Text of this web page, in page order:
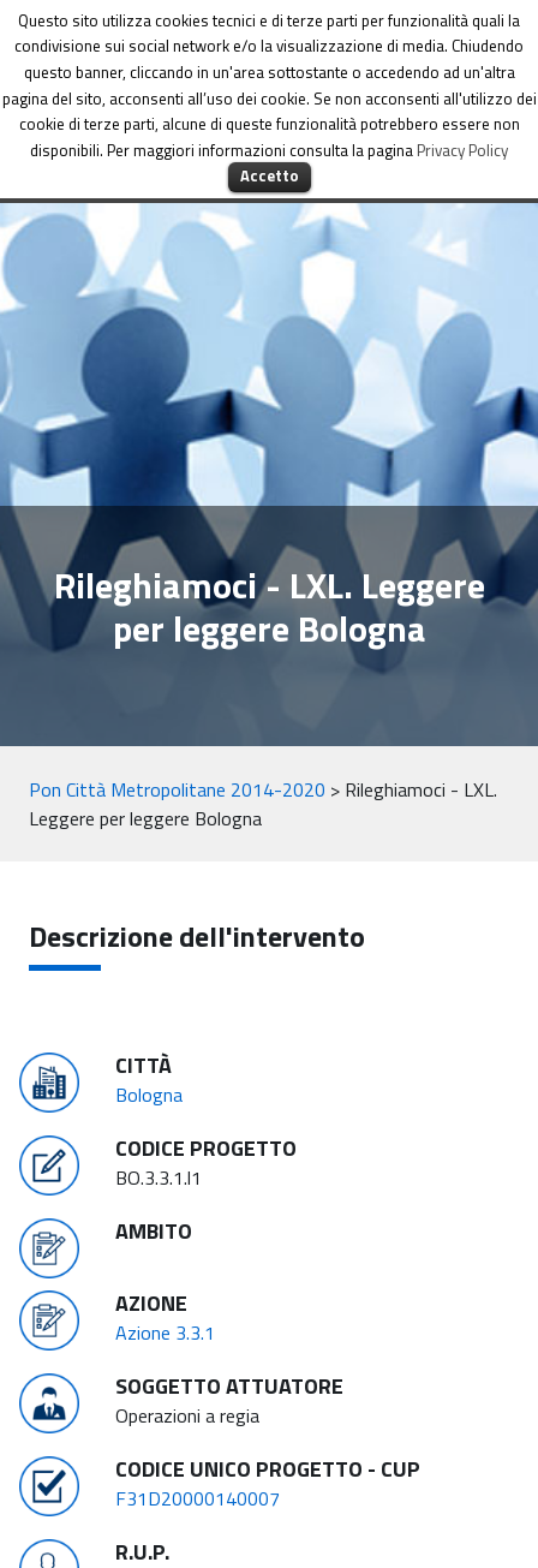
Dipartimento per le Politiche di coesione
Rileghiamoci - LXL. Leggere
per leggere Bologna
Pon Città Metropolitane 2014-2020 > Rileghiamoci - LXL.
Leggere per leggere Bologna
Descrizione dell'intervento
CITTÀ
Bologna
CODICE PROGETTO
BO.3.3.1.l1
AMBITO
AZIONE
Azione 3.3.1
SOGGETTO ATTUATORE
Operazioni a regia
CODICE UNICO PROGETTO - CUP
F31D20000140007
R.U.P.
Questo sito utilizza cookies tecnici e di terze parti per funzionalità quali la
condivisione sui social network e/o la visualizzazione di media. Chiudendo
questo banner, cliccando in un'area sottostante o accedendo ad un'altra
pagina del sito, acconsenti all’uso dei cookie. Se non acconsenti all'utilizzo dei
cookie di terze parti, alcune di queste funzionalità potrebbero essere non
disponibili. Per maggiori informazioni consulta la pagina Privacy Policy
Accetto